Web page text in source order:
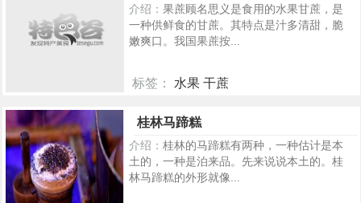
介绍： 果蔗顾名思义是食用的水果甘蔗，是
一种供鲜食的甘蔗。其特点是汁多清甜，脆
嫩爽口。我国果蔗按...
标签： 水果 干蔗
桂林马蹄糕
介绍： 桂林的马蹄糕有两种，一种估计是本
土的，一种是泊来品。先来说说本土的。桂
林马蹄糕的外形就像...